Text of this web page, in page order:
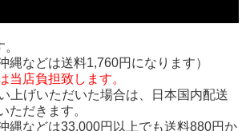
縄などは送料1,760円になります）
当店負担致します。
上げいただいた場合は、日本国内配送
ただきます。
縄などは33,000円以上でも送料880円か